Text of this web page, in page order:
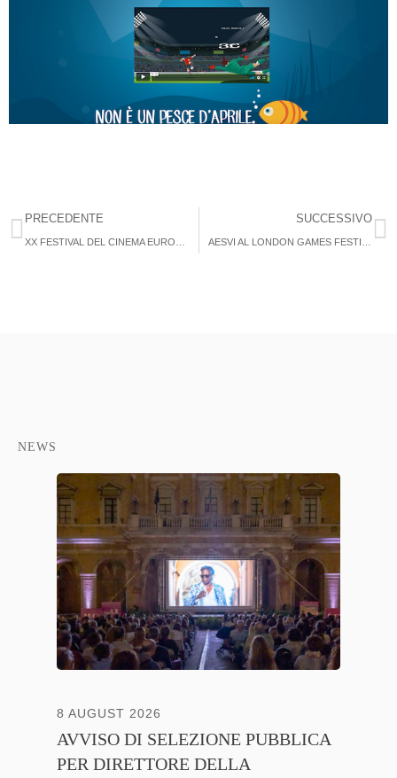
PRECEDENTE SUCCESSIVO
NEWS
8 AUGUST 2026
AVVISO DI SELEZIONE PUBBLICA
PER DIRETTORE DELLA